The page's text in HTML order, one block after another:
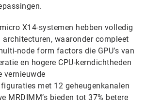
X14-systemen hebben volledig
waaronder compleet
node form factors die GPU’s van
en hogere CPU-kerndichtheden
vernieuwde
met 12 geheugenkanalen
MRDIMM’s bieden tot 37% betere